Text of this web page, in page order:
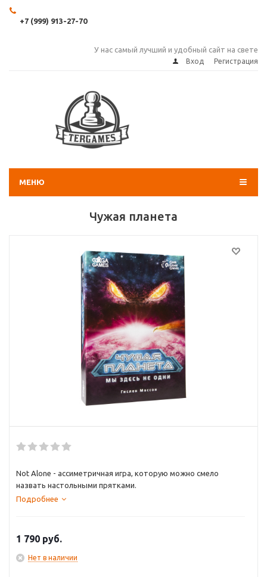
+7 (999) 913-27-70
У нас самый лучший и удобный сайт на свете
Вход Регистрация
МЕНЮ
Чужая планета
Not Alone - ассиметричная игра, которую можно смело
назвать настольными прятками.
Подробнее
1 790 руб.
Нет в наличии